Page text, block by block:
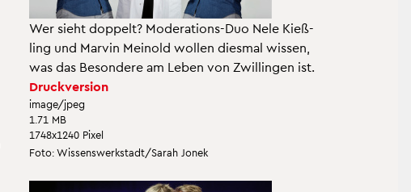
Wer sieht dop­pelt? Mo­dera­ti­ons-Duo Nele Kie­ß­
ling und Mar­vin Mein­old wol­len dies­mal wis­sen,
was das Be­son­de­re am Leben von Zwil­lin­gen ist.
Druck­ver­si­on
image/jpeg
1.71 MB
1748x1240 Pixel
Foto: Wis­sens­werk­stadt/Sarah Jonek